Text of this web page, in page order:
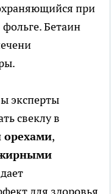
при
Бетаин
эксперты
свеклу в
орехами,
для здоровья